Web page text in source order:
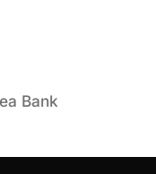
Bank